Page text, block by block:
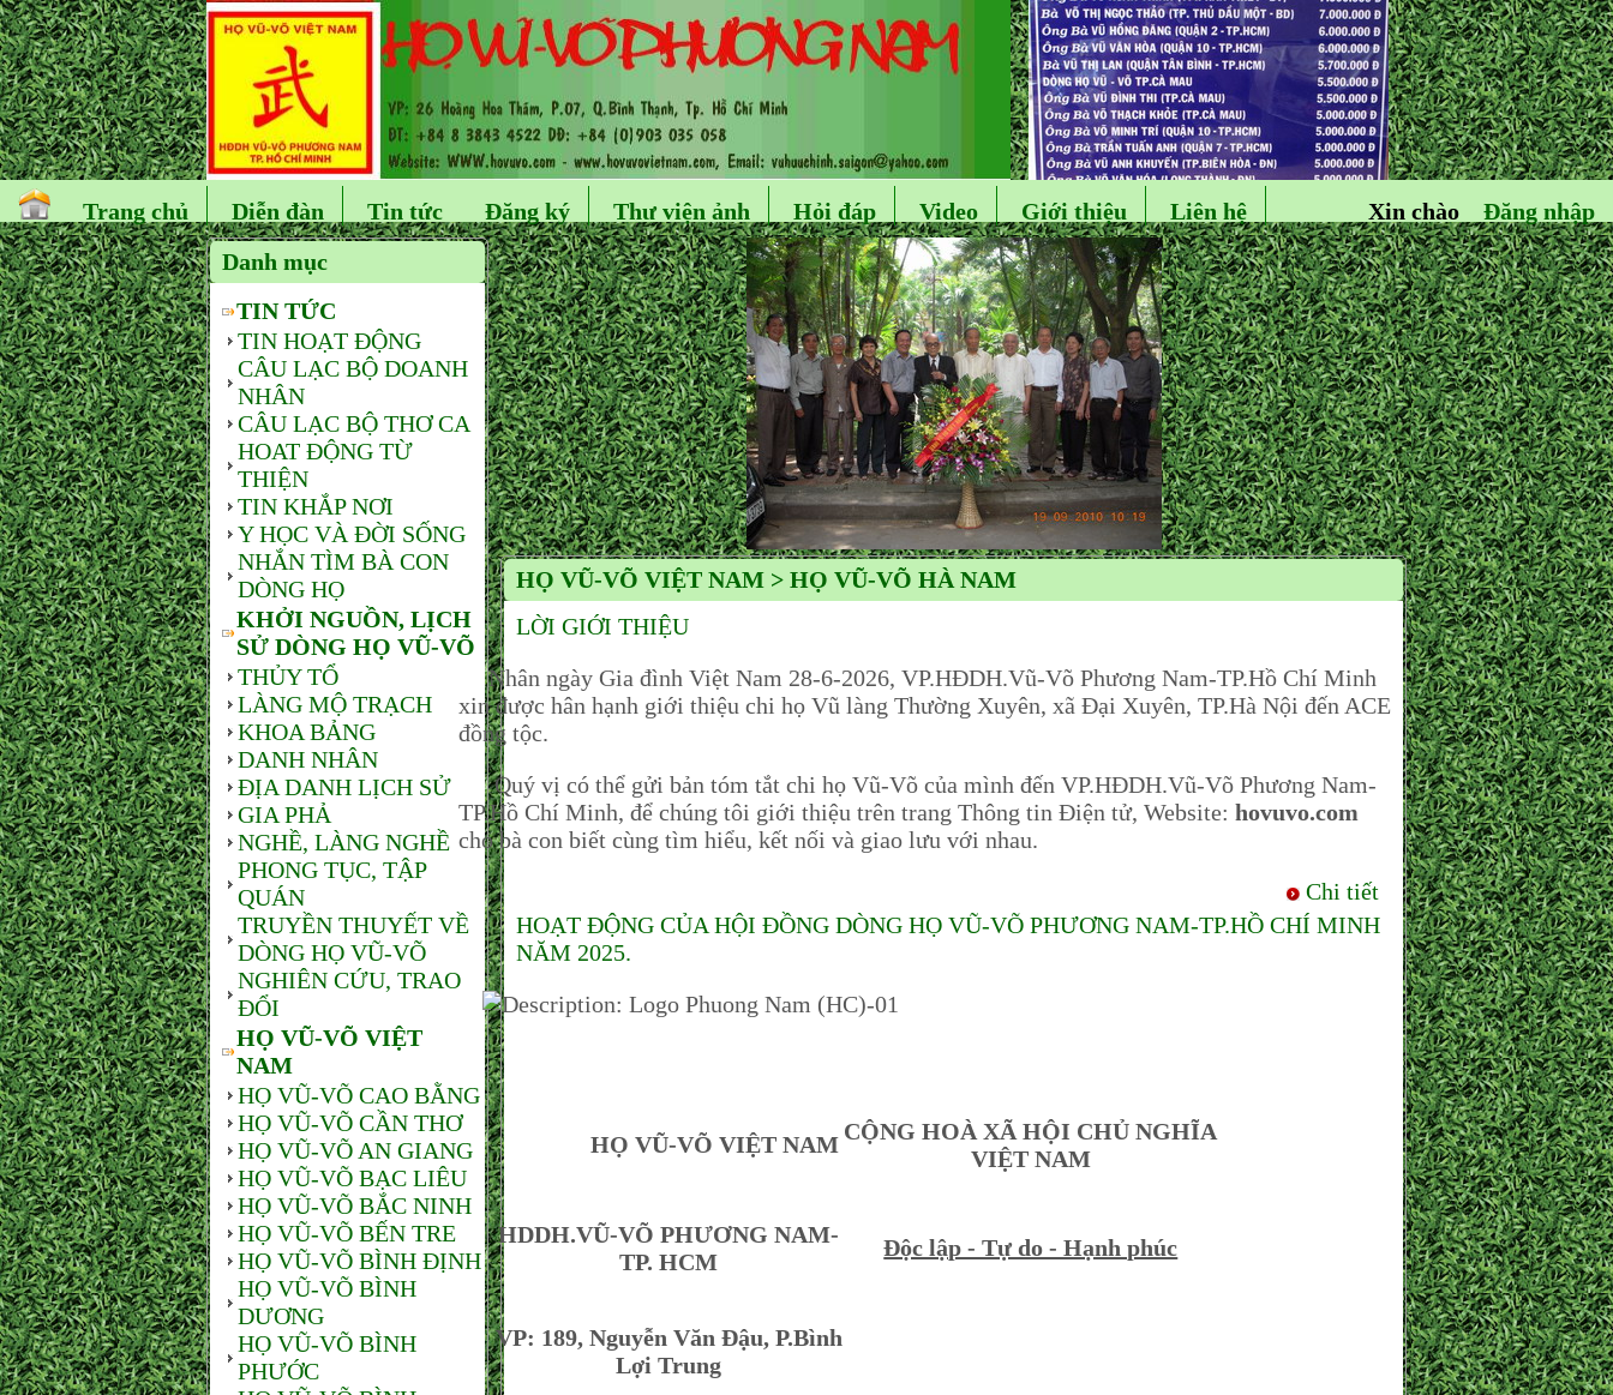
Trang chủ Diễn đàn Tin tức Đăng ký Thư viện ảnh Hỏi đáp Video Giới thiệu Liên hệ Đăng nhập
Xin chào
Danh mục
TIN TỨC
TIN HOẠT ĐỘNG
CÂU LẠC BỘ DOANH
NHÂN
CÂU LẠC BỘ THƠ CA
HOAT ĐỘNG TỪ
THIỆN
TIN KHẮP NƠI
Y HỌC VÀ ĐỜI SỐNG
NHẮN TÌM BÀ CON
DÒNG HỌ
KHỞI NGUỒN, LỊCH
SỬ DÒNG HỌ VŨ-VÕ
THỦY TỔ
LÀNG MỘ TRẠCH
KHOA BẢNG
DANH NHÂN
ĐỊA DANH LỊCH SỬ
GIA PHẢ
NGHỀ, LÀNG NGHỀ
PHONG TỤC, TẬP
QUÁN
TRUYỀN THUYẾT VỀ
DÒNG HỌ VŨ-VÕ
NGHIÊN CỨU, TRAO
ĐỔI
HỌ VŨ-VÕ VIỆT
NAM
HỌ VŨ-VÕ CAO BẰNG
HỌ VŨ-VÕ CẦN THƠ
HỌ VŨ-VÕ AN GIANG
HỌ VŨ-VÕ BẠC LIÊU
HỌ VŨ-VÕ BẮC NINH
HỌ VŨ-VÕ BẾN TRE
HỌ VŨ-VÕ BÌNH ĐỊNH
HỌ VŨ-VÕ BÌNH
DƯƠNG
HỌ VŨ-VÕ BÌNH
PHƯỚC
HỌ VŨ-VÕ VIỆT NAM > HỌ VŨ-VÕ HÀ NAM
LỜI GIỚI THIỆU
Nhân ngày Gia đình Việt Nam 28-6-2026, VP.HĐDH.Vũ-Võ Phương Nam-TP.Hồ Chí Minh
xin được hân hạnh giới thiệu chi họ Vũ làng Thường Xuyên, xã Đại Xuyên, TP.Hà Nội đến ACE
đồng tộc.
Quý vị có thể gửi bản tóm tắt chi họ Vũ-Võ của mình đến VP.HĐDH.Vũ-Võ Phương Nam-
TP.Hồ Chí Minh, để chúng tôi giới thiệu trên trang Thông tin Điện tử, Website: hovuvo.com
cho bà con biết cùng tìm hiểu, kết nối và giao lưu với nhau.
Chi tiết
HOẠT ĐỘNG CỦA HỘI ĐỒNG DÒNG HỌ VŨ-VÕ PHƯƠNG NAM-TP.HỒ CHÍ MINH
NĂM 2025.
HỌ VŨ-VÕ VIỆT NAM CỘNG HOÀ XÃ HỘI CHỦ NGHĨA
VIỆT NAM
HDDH.VŨ-VÕ PHƯƠNG NAM-
TP. HCM
Độc lập - Tự do - Hạnh phúc
VP: 189, Nguyễn Văn Đậu, P.Bình
Lợi Trung